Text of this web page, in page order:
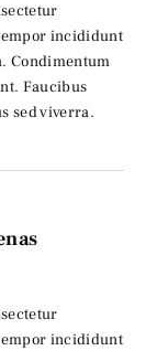
incididunt
Condimentum
Faucibus
sed viverra.
incididunt